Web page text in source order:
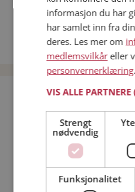
Kvinner fra Rana
Date kvinner i Norge
Date menn i Norge
Bli
Jeg er en:
informasjon du har
har samlet inn fra
deres. Les mer om
medlemsvilkåreller
personvernerklæring.
VIS ALLE PARTNERE
Strengt
nødvendig
Funksjonalitet